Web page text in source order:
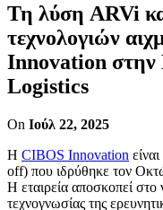
Τη λύση ARVi
τεχνολογιών
Ιnnovation στην
Logistics
On Ιούλ 22, 2025
H CIBOS Ιnnovation
off) που ιδρύθηκε τον
Η εταιρεία αποσκοπεί στο
τεχνογνωσίας της